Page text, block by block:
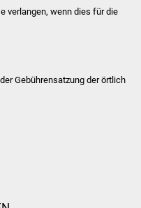
der
verlangen, wenn dies für die
Gebührensatzung der örtlich